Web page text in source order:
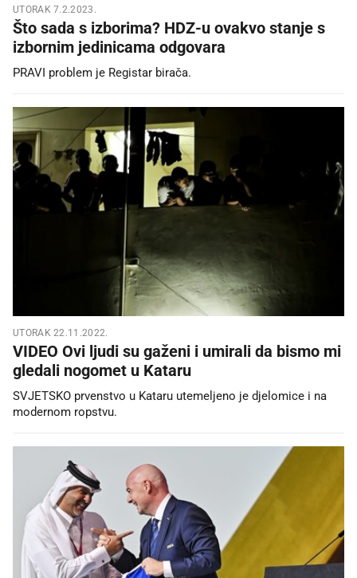
UTORAK 7.2.2023.
Što sada s izborima? HDZ-u ovakvo stanje s
izbornim jedinicama odgovara
PRAVI problem je Registar birača.
UTORAK 22.11.2022.
VIDEO Ovi ljudi su gaženi i umirali da bismo mi
gledali nogomet u Kataru
SVJETSKO prvenstvo u Kataru utemeljeno je djelomice i na
modernom ropstvu.